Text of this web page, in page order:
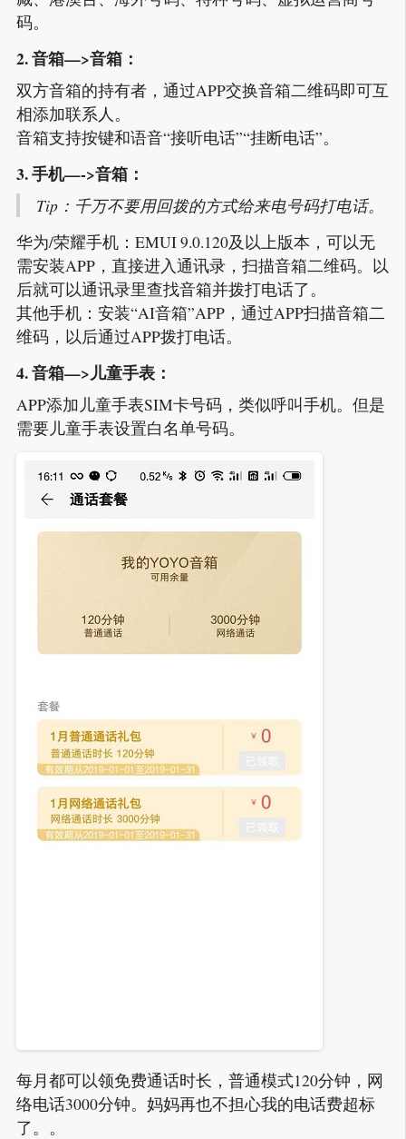
码。
2. 音箱—>音箱：
双方音箱的持有者，通过APP交换音箱二维码即可互
相添加联系人。
音箱支持按键和语音“接听电话”“挂断电话”。
3. 手机—->音箱：
Tip：千万不要用回拨的方式给来电号码打电话。
华为/荣耀手机：EMUI 9.0.120及以上版本，可以无
需安装APP，直接进入通讯录，扫描音箱二维码。以
后就可以通讯录里查找音箱并拨打电话了。
其他手机：安装“AI音箱”APP，通过APP扫描音箱二
维码，以后通过APP拨打电话。
4. 音箱—>儿童手表：
APP添加儿童手表SIM卡号码，类似呼叫手机。但是
需要儿童手表设置白名单号码。
每月都可以领免费通话时长，普通模式120分钟，网
络电话3000分钟。妈妈再也不担心我的电话费超标
了。。